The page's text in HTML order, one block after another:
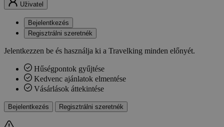
Uživatel
Bejelentkezés
Regisztrálni szeretnék
Jelentkezzen be és használja ki a Travelking minden előnyét.
Hűségpontok gyűjtése
Kedvenc ajánlatok elmentése
Vásárlások áttekintése
Bejelentkezés Regisztrálni szeretnék